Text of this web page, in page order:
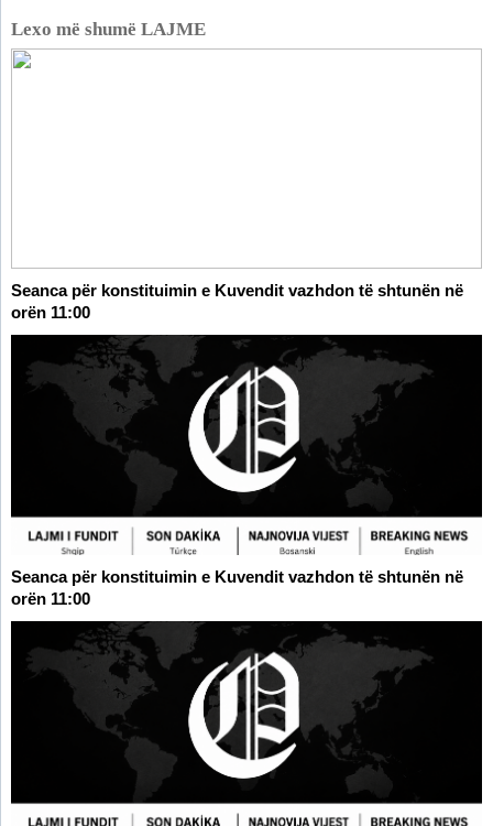
Lexo më shumë LAJME
Seanca për konstituimin e Kuvendit vazhdon të shtunën në
orën 11:00
Seanca për konstituimin e Kuvendit vazhdon të shtunën në
orën 11:00